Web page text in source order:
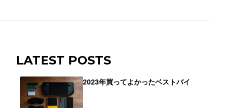
LATEST POSTS
2023年買ってよかったベストバイ